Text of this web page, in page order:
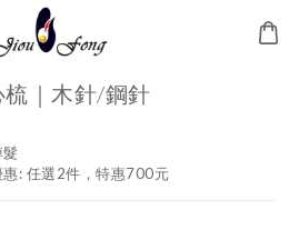
｜木針/鋼針
惠: 任選2件，特惠700元